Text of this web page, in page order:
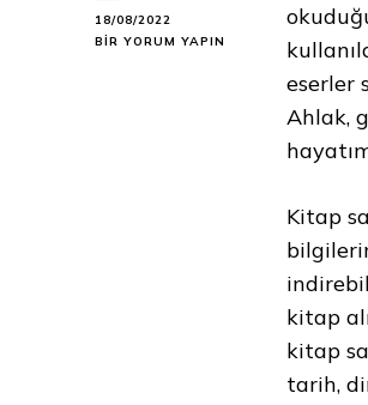
18/08/2022
ESENLER
BIR YORUM YAPIN
eserler
Ahlak,
Kitap
kitap
kitap
tarih,